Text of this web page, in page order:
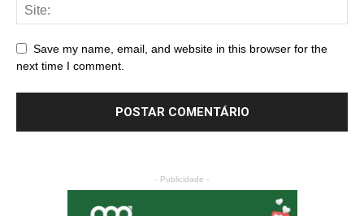
Save my name, email, and website in this browser for the
next time I comment.
- Publicidade -